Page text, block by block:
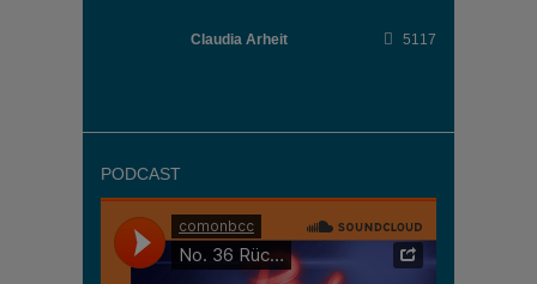
Claudia Arheit 5117
PODCAST